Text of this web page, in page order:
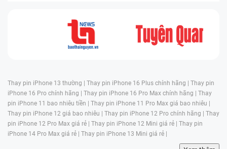
Thay pin iPhone 13 thường | Thay pin iPhone 16 Plus chính hãng | Thay pin
iPhone 16 Pro chính hãng | Thay pin iPhone 16 Pro Max chính hãng | Thay
pin iPhone 11 bao nhiêu tiền | Thay pin iPhone 11 Pro Max giá bao nhiêu |
Thay pin iPhone 12 giá bao nhiêu | Thay pin iPhone 12 Pro chính hãng | Thay
pin iPhone 12 Pro Max giá rẻ | Thay pin iPhone 12 Mini giá rẻ | Thay pin
iPhone 14 Pro Max giá rẻ | Thay pin iPhone 13 Mini giá rẻ |